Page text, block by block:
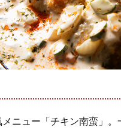
ニュー「チキン南蛮」